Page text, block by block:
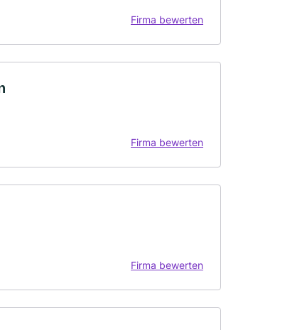
Firma bewerten
Firma bewerten
Firma bewerten